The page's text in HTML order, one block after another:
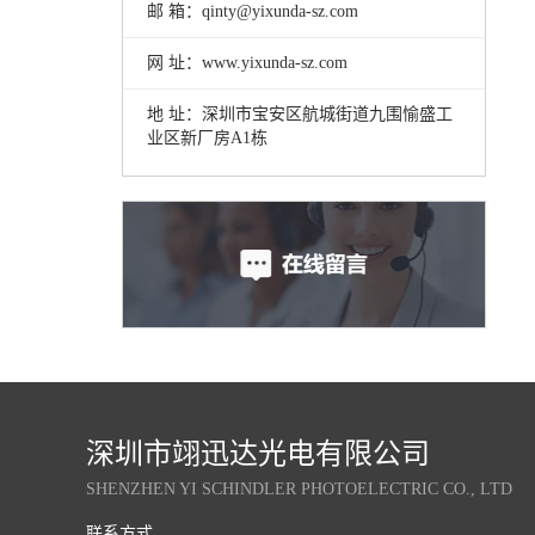
邮 箱：qinty@yixunda-sz.com
网 址：www.yixunda-sz.com
地 址：深圳市宝安区航城街道九围愉盛工
业区新厂房A1栋
深圳市翊迅达光电有限公司
SHENZHEN YI SCHINDLER PHOTOELECTRIC CO., LTD